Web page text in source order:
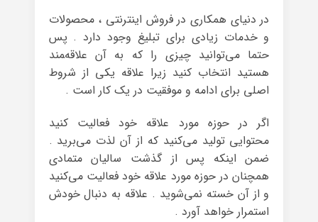
در دنیای همکاری در فروش اینترنتی ، محصولات
و خدمات زیادی برای تبلیغ وجود دارد . پس
حتما می‌توانید چیزی را که به آن علاقه‌‍مند
هستید انتخاب کنید زیرا علاقه یکی از شروط
اصلی برای ادامه و موفقیت در یک کار است .
اگر در حوزه مورد علاقه خود فعالیت کنید
محتوایی تولید می‌کنید که از آن لذت می‌برید .
ضمن اینکه پس از گذشت سالیان متمادی
همچنان در حوزه مورد علاقه خود فعالیت می‌کنید
و از آن خسته نمی‌شوید . علاقه به دنبال خودش
استمرار خواهد آورد .